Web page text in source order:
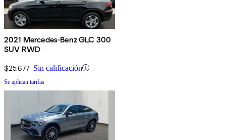
2021 Mercedes-Benz GLC 300
SUV RWD
$25,677 Sin calificación
Se aplican tarifas